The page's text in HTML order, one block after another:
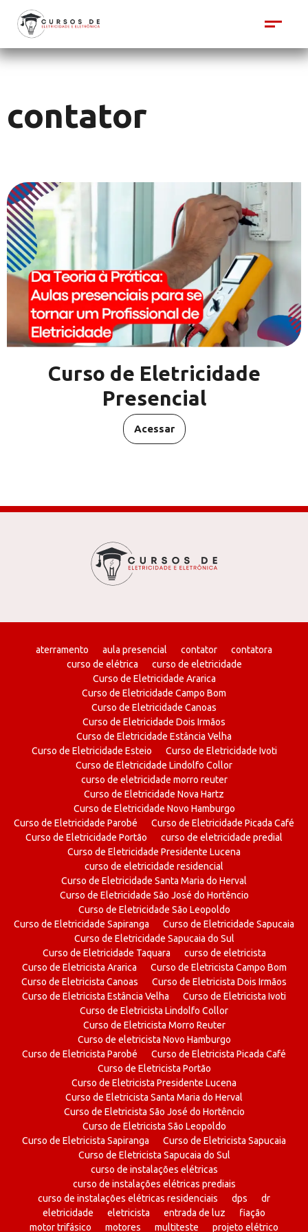
contator
Curso de Eletricidade
Presencial
Acessar
aterramento aula presencial contator
contatora
curso de elétrica
curso de eletricidade
Curso de Eletricidade Ararica
Curso de Eletricidade Campo Bom
Curso de Eletricidade Canoas
Curso de Eletricidade Dois Irmãos
Curso de Eletricidade Estância Velha
Curso de Eletricidade Esteio
Curso de Eletricidade Ivoti
Curso de Eletricidade Lindolfo Collor
curso de eletricidade morro reuter
Curso de Eletricidade Nova Hartz
Curso de Eletricidade Novo Hamburgo
Curso de Eletricidade Parobé
Curso de Eletricidade Picada Café
Curso de Eletricidade Portão
curso de eletricidade predial
Curso de Eletricidade Presidente Lucena
curso de eletricidade residencial
Curso de Eletricidade Santa Maria do Herval
Curso de Eletricidade São José do Hortêncio
Curso de Eletricidade São Leopoldo
Curso de Eletricidade Sapiranga
Curso de Eletricidade Sapucaia
Curso de Eletricidade Sapucaia do Sul
Curso de Eletricidade Taquara
curso de eletricista
Curso de Eletricista Ararica
Curso de Eletricista Campo Bom
Curso de Eletricista Canoas
Curso de Eletricista Dois Irmãos
Curso de Eletricista Estância Velha
Curso de Eletricista Ivoti
Curso de Eletricista Lindolfo Collor
Curso de Eletricista Morro Reuter
Curso de eletricista Novo Hamburgo
Curso de Eletricista Parobé
Curso de Eletricista Picada Café
Curso de Eletricista Portão
Curso de Eletricista Presidente Lucena
Curso de Eletricista Santa Maria do Herval
Curso de Eletricista São José do Hortêncio
Curso de Eletricista São Leopoldo
Curso de Eletricista Sapiranga
Curso de Eletricista Sapucaia
Curso de Eletricista Sapucaia do Sul
curso de instalações elétricas
curso de instalações elétricas prediais
curso de instalações elétricas residenciais
dps
dr
eletricidade
eletricista entrada de luz
fiação
motor trifásico
motores multiteste projeto elétrico